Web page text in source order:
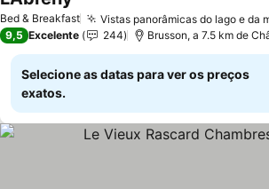
Bed & Breakfast Vistas panorâmicas do lago e da
9,5 Excelente 244 Brusson, a 7.5 km de
Selecione as datas para ver os preços
exatos.